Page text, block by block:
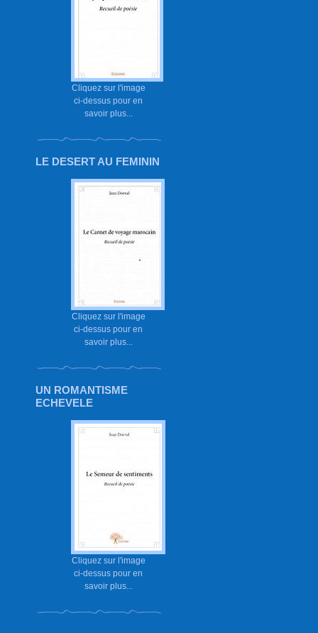
Cliquez sur l'image
ci-dessus pour en
savoir plus...
LE DESERT AU FEMININ
Cliquez sur l'image
ci-dessus pour en
savoir plus...
UN ROMANTISME
ECHEVELE
Cliquez sur l'image
ci-dessus pour en
savoir plus...